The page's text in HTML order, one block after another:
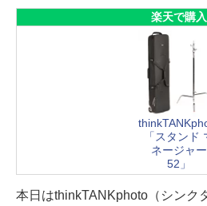
楽天で購入
「スタンド
ネージャー
52」
本日はthinkTANKphoto（シンク